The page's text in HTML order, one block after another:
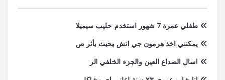
طفلي عمرة 7 شهور استخدم حليب سيميلا
يمكنني اخذ هرمون جي اتش بحيث يأثر ص
اسال الصداع العين والجزء الخلفي الر